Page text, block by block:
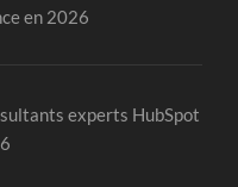
en 2026
experts HubSpot